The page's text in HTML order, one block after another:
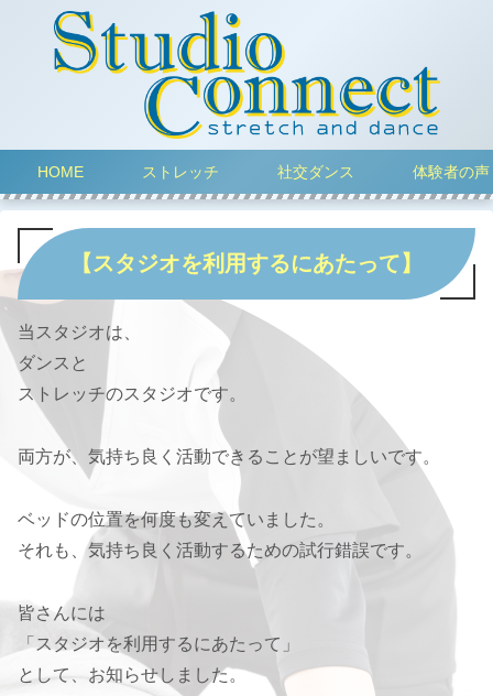
HOME ストレッチ 社交ダンス 体験者の声
【スタジオを利用するにあたって】
当スタジオは、
ダンスと
ストレッチのスタジオです。
両方が、気持ち良く活動できることが望ましいです。
ベッドの位置を何度も変えていました。
それも、気持ち良く活動するための試行錯誤です。
皆さんには
「スタジオを利用するにあたって」
として、お知らせしました。